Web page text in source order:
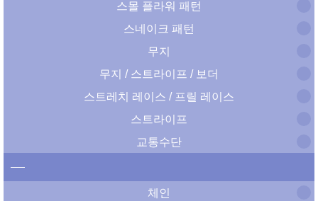
스몰 플라워 패턴
스네이크 패턴
무지
무지 / 스트라이프 / 보더
스트레치 레이스 / 프릴 레이스
스트라이프
교통수단
체인